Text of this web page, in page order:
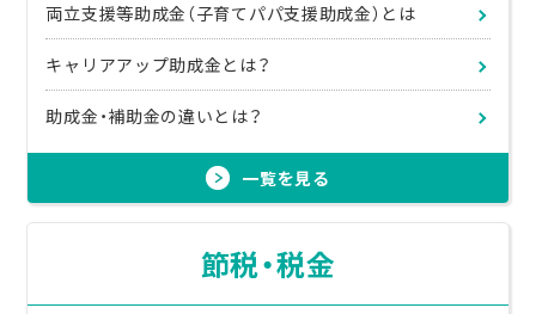
両立支援等助成金（子育てパパ支援助成金）とは
キャリアアップ助成金とは？
助成金・補助金の違いとは？
一覧を見る
節税・税金